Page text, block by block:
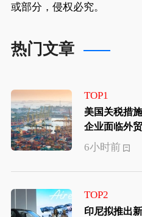
或部分，侵权必究。
热门文章
TOP1
美国关税措
企业面临外
6小时前
TOP2
印尼拟推出新能